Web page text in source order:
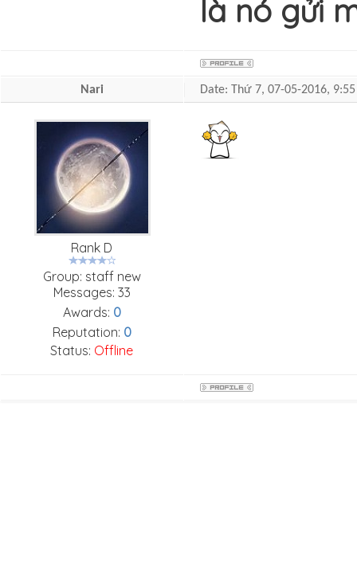
là nó gửi
Nari Date: Thứ 7, 07-05-2016,
Rank D
Group: staff new
Messages: 33
Awards: 0
Reputation: 0
Status: Offline